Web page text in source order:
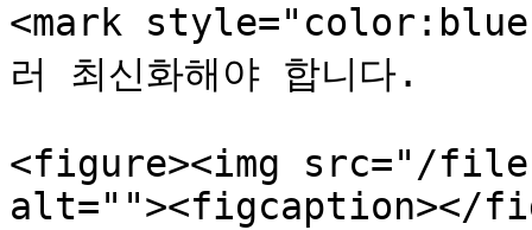
<mark
러 최신화해야 합니다.
<figure><img src="/files/
alt=""><figcaption></